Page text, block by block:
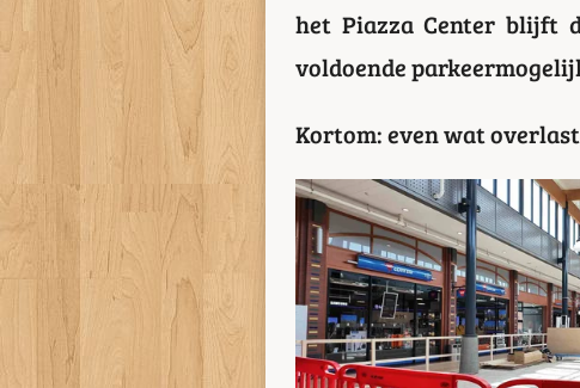
het Piazza Center blijft
voldoende
Kortom: even wat